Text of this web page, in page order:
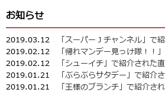
お知らせ
2019.03.12
「スーパーＪチャンネル」で
2019.02.12
「帰れマンデー見っけ隊！！
2019.02.12
「シューイチ」で紹介された
2019.01.21
「ぶらぶらサタデー」で紹介
2019.01.21
「王様のブランチ」で紹介さ